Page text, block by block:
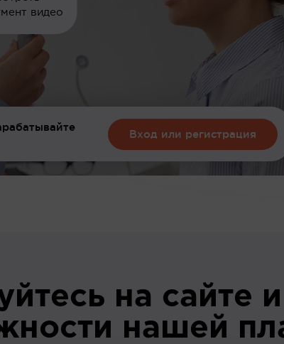
видео
Вход или регистрация
на сайте
нашей